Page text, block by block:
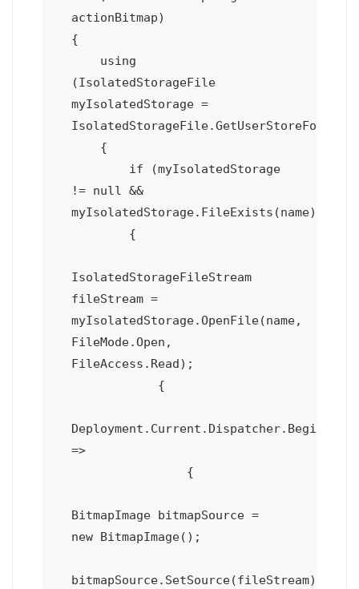
actionBitmap)
{
(IsolatedStorageFile
myIsolatedStorage =
!= null &&
myIsolatedStorage.FileExists(name))
IsolatedStorageFileStream
fileStream =
myIsolatedStorage.OpenFile(name,
FileMode.Open,
FileAccess.Read);
=>
BitmapImage bitmapSource =
new BitmapImage();
bitmapSource.SetSource(fileStream);